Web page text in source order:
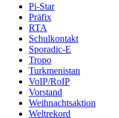
Pi-Star
Präfix
RTA
Schulkontakt
Sporadic-E
Tropo
Turkmenistan
VoIP/RoIP
Vorstand
Weihnachtsaktion
Weltrekord